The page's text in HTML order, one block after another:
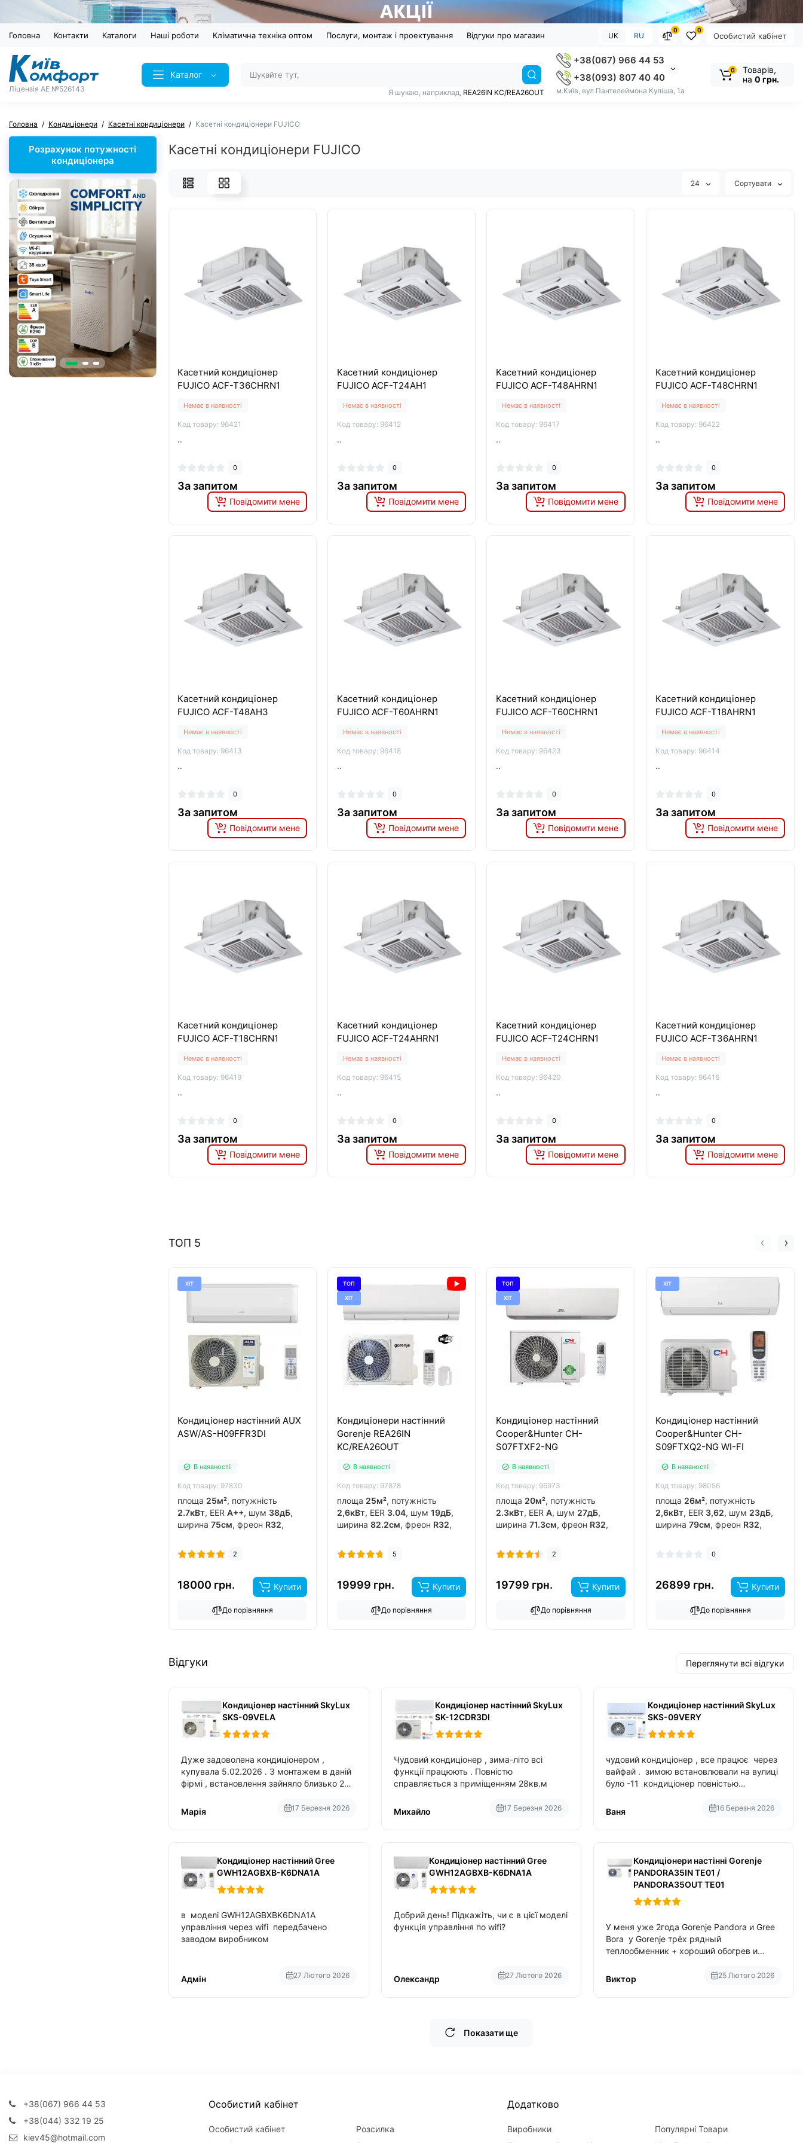
Головна Контакти Каталоги Наші роботи Кліматична техніка оптом Послуги, монтаж і проектування Відгуки про магазин Особистий кабінет
0
0
UK RU
Ліцензія AE №526143
Каталог
+38(067) 966 44 53
+38(093) 807 40 40
м.Київ, вул Пантелеймона Куліша, 1а
Я шукаю, наприклад, REA26IN KC/REA26OUT
0
Товарів,
на 0 грн.
Головна Кондиціонери Касетні кондиціонери Касетні кондиціонери FUJICO
Розрахунок потужності
кондиціонера
Касетні кондиціонери FUJICO
24 Сортувати
Касетний кондиціонер
FUJICO ACF-T36CHRN1
Немає в наявності
Код товару: 96421
..
0
За запитом
Повідомити мене
Касетний кондиціонер
FUJICO ACF-T24AH1
Немає в наявності
Код товару: 96412
..
0
За запитом
Повідомити мене
Касетний кондиціонер
FUJICO ACF-T48AHRN1
Немає в наявності
Код товару: 96417
..
0
За запитом
Повідомити мене
Касетний кондиціонер
FUJICO ACF-T48CHRN1
Немає в наявності
Код товару: 96422
..
0
За запитом
Повідомити мене
Касетний кондиціонер
FUJICO ACF-T48AH3
Немає в наявності
Код товару: 96413
..
0
За запитом
Повідомити мене
Касетний кондиціонер
FUJICO ACF-T60AHRN1
Немає в наявності
Код товару: 96418
..
0
За запитом
Повідомити мене
Касетний кондиціонер
FUJICO ACF-T60CHRN1
Немає в наявності
Код товару: 96423
..
0
За запитом
Повідомити мене
Касетний кондиціонер
FUJICO ACF-T18AHRN1
Немає в наявності
Код товару: 96414
..
0
За запитом
Повідомити мене
Касетний кондиціонер
FUJICO ACF-T18CHRN1
Немає в наявності
Код товару: 96419
..
0
За запитом
Повідомити мене
Касетний кондиціонер
FUJICO ACF-T24AHRN1
Немає в наявності
Код товару: 96415
..
0
За запитом
Повідомити мене
Касетний кондиціонер
FUJICO ACF-T24CHRN1
Немає в наявності
Код товару: 96420
..
0
За запитом
Повідомити мене
Касетний кондиціонер
FUJICO ACF-T36AHRN1
Немає в наявності
Код товару: 96416
..
0
За запитом
Повідомити мене
ТОП 5
ХІТ
Кондиціонер настінний AUX
ASW/AS-H09FFR3DI
В наявності
Код товару: 97830
площа 25м², потужність
2.7кВт, EER A++, шум 38дБ,
ширина 75см, фреон R32,
обігрів до -15°C
2
18000 грн. Купити
До порівняння
ТОП
ХІТ
Кондиціонери настінний
Gorenje REA26IN
KC/REA26OUT
В наявності
Код товару: 97878
площа 25м², потужність
2,6кВт, EER 3.04, шум 19дБ,
ширина 82.2см, фреон R32,
обігрів до -20°C
5
19999 грн. Купити
До порівняння
ТОП
ХІТ
Кондиціонер настінний
Cooper&Hunter CH-
S07FTXF2-NG
В наявності
Код товару: 96973
площа 20м², потужність
2.3кВт, EERА, шум 27дБ,
ширина71.3см, фреон R32,
так, обігрів до
2
19799 грн. Купити
До порівняння
ХІТ
Кондиціонер настінний
Cooper&Hunter CH-
S09FTXQ2-NG WI-FI
В наявності
Код товару: 98056
площа 26м², потужність
2,6кВт, EER 3,62, шум 23дБ,
ширина79см, фреон R32,
0
26899 грн. Купити
До порівняння
Відгуки Переглянути всі відгуки
Кондиціонер настінний SkyLux
SKS-09VELA
Дуже задоволена кондиціонером ,
купувала 5.02.2026 . З монтажем в даній
фірмі , встановлення зайняло близько 2
вбудований в нього вайфай .
Марія 17 Березня 2026
Кондиціонер настінний SkyLux
SK-12CDR3DI
Чудовий кондиціонер , зима-літо всі
функції працюють . Повністю
справляється з приміщенням 28кв.м
Михайло 17 Березня 2026
Кондиціонер настінний SkyLux
SKS-09VERY
чудовий кондиціонер , все працює через
вайфай . зимою встановлювали на вулиці
було -11 кондиціонер повністью
споживання приблизно 200-500 ват після
Ваня 16 Березня 2026
Кондиціонер настінний Gree
GWH12AGBXB-K6DNA1A
в моделі GWH12AGBXBK6DNA1A
управління через wifi передбачено
заводом виробником
Адмін 27 Лютого 2026
Кондиціонер настінний Gree
GWH12AGBXB-K6DNA1A
Добрий день! Підкажіть, чи є в цієї моделі
функція управління по wifi?
Олександр 27 Лютого 2026
Кондиціонери настінні Gorenje
PANDORA35IN TE01 /
PANDORA35OUT TE01
У меня уже 2года Gorenje Pandora и Gree
Bora у Gorenje трёх рядный
теплообменник + хороший обогрев и
Gree Bora хотя у Bora больше понтов ну
сравнить как малолитражка с
Виктор 25 Лютого 2026
Показати ще
+38(067) 966 44 53
+38(044) 332 19 25
kiev45@hotmail.com
Особистий кабінет
Особистий кабінет
Розсилка
Додатково
Виробники
Популярні Товари